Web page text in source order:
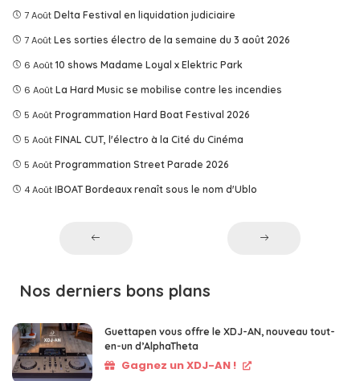
7 Août Delta Festival en liquidation judiciaire
7 Août Les sorties électro de la semaine du 3 août 2026
6 Août 10 shows Madame Loyal x Elektric Park
6 Août La Hard Music se mobilise contre les incendies
5 Août Programmation Hard Boat Festival 2026
5 Août FINAL CUT, l'électro à la Cité du Cinéma
5 Août Programmation Street Parade 2026
4 Août IBOAT Bordeaux renaît sous le nom d'Ublo
Nos derniers bons plans
Guettapen vous offre le XDJ-AN, nouveau tout-
en-un d’AlphaTheta
Gagnez un XDJ-AN !